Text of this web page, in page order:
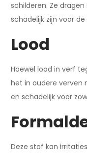
schilderen. Ze
schadelijk zijn voor
Lood
Hoewel lood in verf
het in oudere verven
en schadelijk voor
Deze stof kan